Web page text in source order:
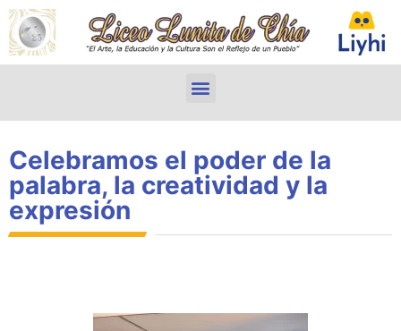
Celebramos el poder de la
palabra, la creatividad y la
expresión